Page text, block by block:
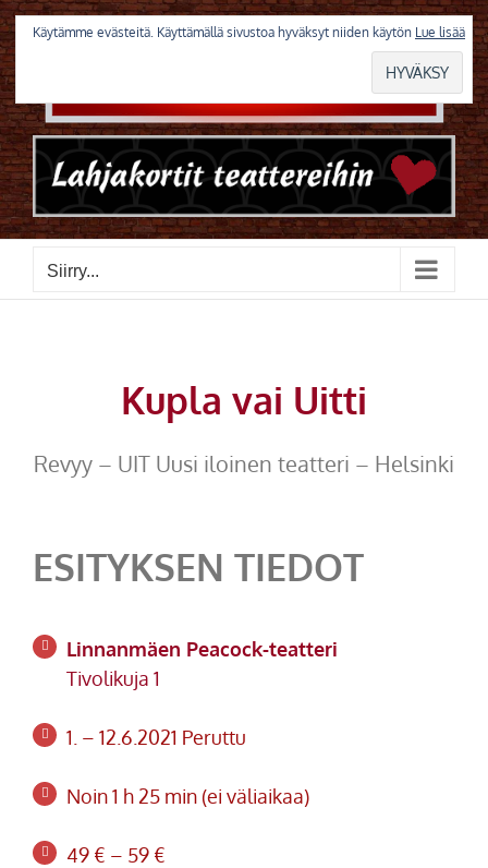
Skip
to
content
Siirry...
Kupla vai Uitti
Revyy – UIT Uusi iloinen teatteri – Helsinki
ESITYKSEN TIEDOT
Linnanmäen Peacock-teatteri
Tivolikuja 1
1. – 12.6.2021 Peruttu
Noin 1 h 25 min (ei väliaikaa)
49 € – 59 €
Käytämme evästeitä. Käyttämällä sivustoa hyväksyt niiden käytön Lue lisää